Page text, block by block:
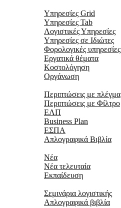
Υπηρεσίες Grid
Υπηρεσίες Tab
Λογιστικές Υπηρεσίες
Υπηρεσίες σε Ιδιώτες
Φορολογικές υπηρεσίες
Εργατικά θέματα
Κοστολόγηση
Οργάνωση
Περιπτώσεις με πλέγμα
Περιπτώσεις με Φίλτρο
ΕΛΠ
Business Plan
ΕΣΠΑ
Απλογραφικά Βιβλία
Νέα
Νέα τελευταία
Εκπαίδευση
Σεμινάρια λογιστικής
Απλογραφικά βιβλία